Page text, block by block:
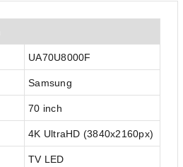
UA70U8000F
Samsung
70 inch
4K UltraHD (3840x2160px)
TV LED